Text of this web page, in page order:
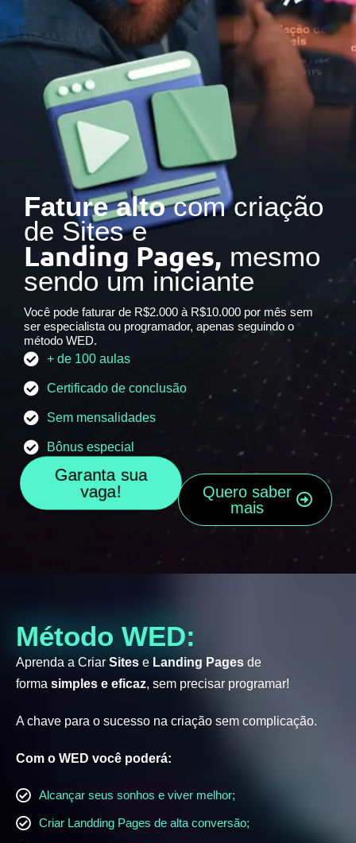
Fature altocom criação
de Sites e
Landing Pages, mesmo
sendo um iniciante
Você pode faturar de R$2.000 à R$10.000 por mês sem
ser especialista ou programador, apenas seguindo o
método WED.
+ de 100 aulas
Certificado de conclusão
Sem mensalidades
Bônus especial
Garanta sua
vaga!
Quero saber
mais
Método WED:
Aprenda a Criar Sites e Landing Pages de
forma simples e eficaz, sem precisar programar!
A chave para o sucesso na criação sem complicação.
Com o WED você poderá:
Alcançar seus sonhos e viver melhor;
Criar Landding Pages de alta conversão;